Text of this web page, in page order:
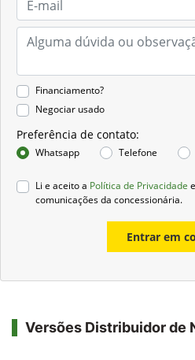
Financiamento?
Negociar usado
Preferência de contato:
Whatsapp Telefone
Li e aceito a Política de Privacidade
comunicações da concessionária.
Entrar em
Versões Distribuidor de